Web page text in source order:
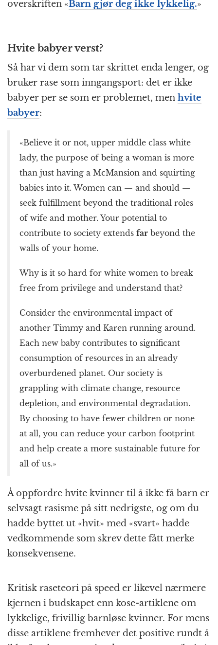
overskriften «Barn gjør deg ikke lykkelig.»
Hvite babyer verst?
Så har vi dem som tar skrittet enda lenger, og
bruker rase som inngangsport: det er ikke
babyer per se som er problemet, men hvite
babyer:
«Believe it or not, upper middle class white
lady, the purpose of being a woman is more
than just having a McMansion and squirting
babies into it. Women can — and should —
seek fulfillment beyond the traditional roles
of wife and mother. Your potential to
contribute to society extends far beyond the
walls of your home.
Why is it so hard for white women to break
free from privilege and understand that?
Consider the environmental impact of
another Timmy and Karen running around.
Each new baby contributes to significant
consumption of resources in an already
overburdened planet. Our society is
grappling with climate change, resource
depletion, and environmental degradation.
By choosing to have fewer children or none
at all, you can reduce your carbon footprint
and help create a more sustainable future for
all of us.»
Å oppfordre hvite kvinner til å ikke få barn er
selvsagt rasisme på sitt nedrigste, og om du
hadde byttet ut «hvit» med «svart» hadde
vedkommende som skrev dette fått merke
konsekvensene.
Kritisk raseteori på speed er likevel nærmere
kjernen i budskapet enn kose-artiklene om
lykkelige, frivillig barnløse kvinner. For mens
disse artiklene fremhever det positive rundt å